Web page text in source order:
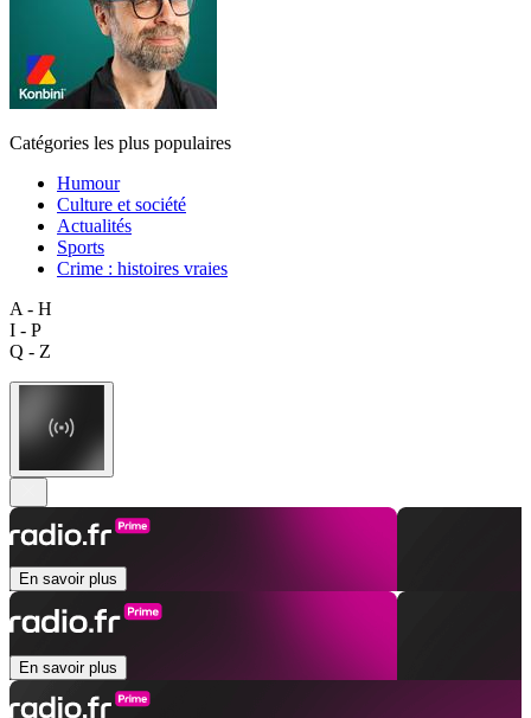
Catégories les plus populaires
Humour
Culture et société
Actualités
Sports
Crime : histoires vraies
A - H
I - P
Q - Z
En savoir plus
En savoir plus